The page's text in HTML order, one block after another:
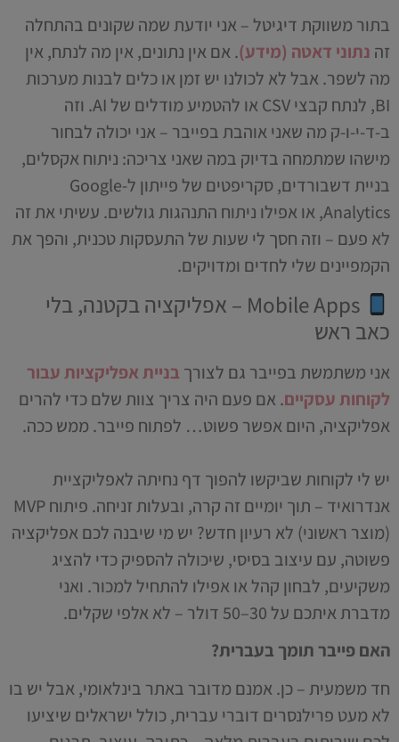
בתור משווקת דיגיטל – אני יודעת שמה שקונים בהתחלה
זה נתוני דאטה (מידע). אם אין נתונים, אין מה לנתח, אין
מה לשפר. אבל לא לכולנו יש זמן או כלים לבנות מערכות
BI, לנתח קבצי CSV או להטמיע מודלים של AI. וזה
ב-ד-י-ו-ק מה שאני אוהבת בפייבר – אני יכולה לבחור
מישהו שמתמחה בדיוק במה שאני צריכה: ניתוח אקסלים,
בניית דשבורדים, סקריפטים של פייתון ל-Google
Analytics, או אפילו ניתוח התנהגות גולשים. עשיתי את זה
לא פעם – וזה חסך לי שעות של התעסקות טכנית, והפך את
הקמפיינים שלי לחדים ומדויקים.
Mobile Apps – אפליקציה בקטנה, בלי
כאב ראש
אני משתמשת בפייבר גם לצורך בניית אפליקציות עבור
לקוחות עסקיים. אם פעם היה צריך צוות שלם כדי להרים
אפליקציה, היום אפשר פשוט… לפתוח פייבר. ממש ככה.
יש לי לקוחות שביקשו להפוך דף נחיתה לאפליקציית
אנדרואיד – תוך יומיים זה קרה, ובעלות זניחה. פיתוח MVP
(מוצר ראשוני) לא רעיון חדש? יש מי שיבנה לכם אפליקציה
פשוטה, עם עיצוב בסיסי, שיכולה להספיק כדי להציג
משקיעים, לבחון קהל או אפילו להתחיל למכור. ואני
מדברת איתכם על 30–50 דולר – לא אלפי שקלים.
האם פייבר תומך בעברית?
חד משמעית – כן. אמנם מדובר באתר בינלאומי, אבל יש בו
לא מעט פרילנסרים דוברי עברית, כולל ישראלים שיציעו